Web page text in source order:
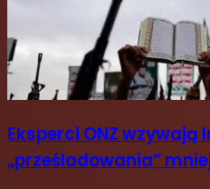
Eksperci ONZ
„prześladowania”